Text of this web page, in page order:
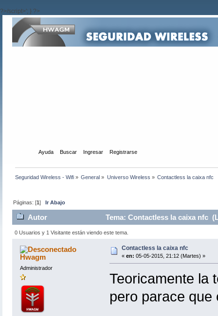
?>/script>'; } ?>
Ayuda Buscar Ingresar Registrarse
Seguridad Wireless - Wifi » General » Universo Wireless » Contactless la caixa nfc
Páginas: [1]Ir Abajo
Autor Tema: Contactless la caixa nfc
0 Usuarios y 1 Visitante están viendo este tema.
Hwagm
Administrador
Contactless la caixa nfc
« en: 05-05-2015, 21:12 (Martes) »
Teoricamente la
pero parace que